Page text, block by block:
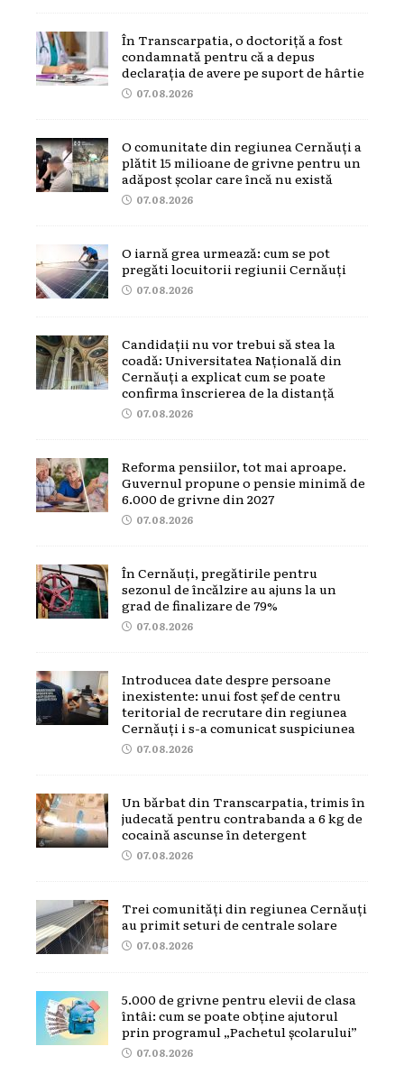
În Transcarpatia, o doctoriță a fost
condamnată pentru că a depus
declarația de avere pe suport de hârtie
07.08.2026
O comunitate din regiunea Cernăuți a
plătit 15 milioane de grivne pentru un
adăpost școlar care încă nu există
07.08.2026
O iarnă grea urmează: cum se pot
pregăti locuitorii regiunii Cernăuți
07.08.2026
Candidații nu vor trebui să stea la
coadă: Universitatea Națională din
Cernăuți a explicat cum se poate
confirma înscrierea de la distanță
07.08.2026
Reforma pensiilor, tot mai aproape.
Guvernul propune o pensie minimă de
6.000 de grivne din 2027
07.08.2026
În Cernăuți, pregătirile pentru
sezonul de încălzire au ajuns la un
grad de finalizare de 79%
07.08.2026
Introducea date despre persoane
inexistente: unui fost șef de centru
teritorial de recrutare din regiunea
Cernăuți i s-a comunicat suspiciunea
07.08.2026
Un bărbat din Transcarpatia, trimis în
judecată pentru contrabanda a 6 kg de
cocaină ascunse în detergent
07.08.2026
Trei comunități din regiunea Cernăuți
au primit seturi de centrale solare
07.08.2026
5.000 de grivne pentru elevii de clasa
întâi: cum se poate obține ajutorul
prin programul „Pachetul școlarului”
07.08.2026